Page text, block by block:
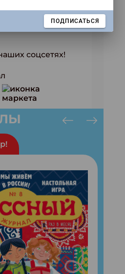
соцсетях!
ПОДПИСАТЬСЯ